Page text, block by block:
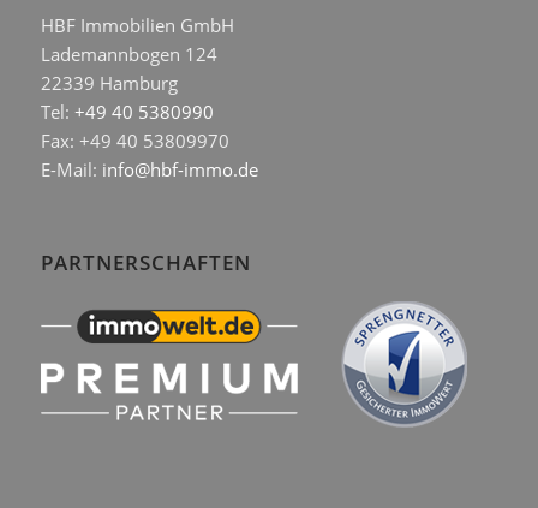
HBF Immobilien GmbH
Lademannbogen 124
22339 Hamburg
Tel: +49 40 5380990
Fax: +49 40 53809970
E-Mail: info@hbf-immo.de
PARTNERSCHAFTEN